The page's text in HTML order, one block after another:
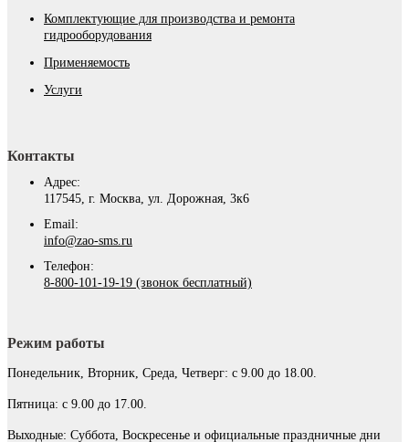
Комплектующие для производства и ремонта
гидрооборудования
Применяемость
Услуги
Контакты
Адрес:
117545, г. Москва, ул. Дорожная, 3к6
Email:
info@zao-sms.ru
Телефон:
8-800-101-19-19 (звонок бесплатный)
Режим работы
Понедельник, Вторник, Среда, Четверг: с 9.00 до 18.00.
Пятница: с 9.00 до 17.00.
Выходные: Суббота, Воскресенье и официальные праздничные дни